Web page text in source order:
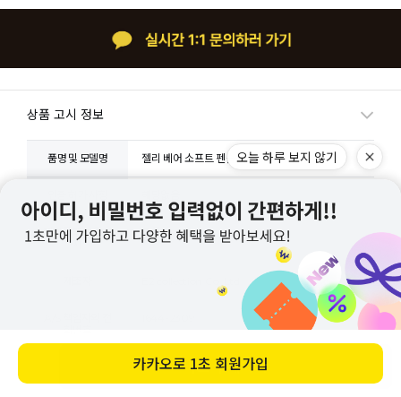
바로 구매하기
상품 고시 정보
품명 및 모델명 젤리 베어 소프트 펜슬 파우치 - 01 Pink
제조국 또는 원산
지
중국